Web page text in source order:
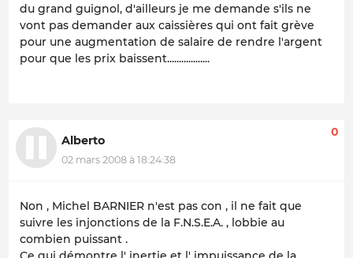
du grand guignol, d'ailleurs je me demande s'ils ne
vont pas demander aux caissières qui ont fait grève
pour une augmentation de salaire de rendre l'argent
pour que les prix baissent..................
Alberto
02 mars 2008 à 18:24:38
0
Non , Michel BARNIER n'est pas con , il ne fait que
suivre les injonctions de la F.N.S.E.A. , lobbie au
combien puissant .